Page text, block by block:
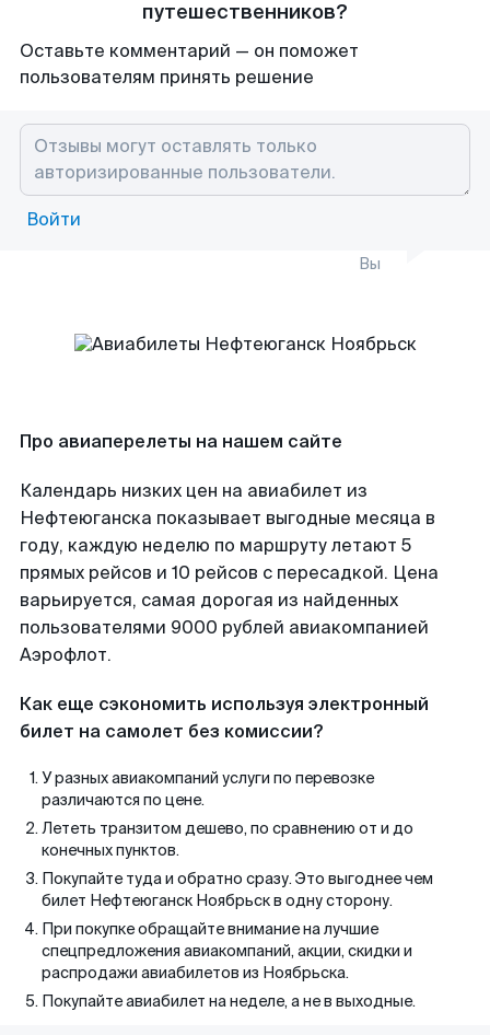
путешественников?
Оставьте комментарий — он поможет
пользователям принять решение
Войти
Вы
Про авиаперелеты на нашем сайте
Календарь низких цен на авиабилет из
Нефтеюганска показывает выгодные месяца в
году, каждую неделю по маршруту летают 5
прямых рейсов и 10 рейсов с пересадкой. Цена
варьируется, самая дорогая из найденных
пользователями 9000 рублей авиакомпанией
Аэрофлот.
Как еще сэкономить используя электронный
билет на самолет без комиссии?
У разных авиакомпаний услуги по перевозке
различаются по цене.
Лететь транзитом дешево, по сравнению от и до
конечных пунктов.
Покупайте туда и обратно сразу. Это выгоднее чем
билет Нефтеюганск Ноябрьск в одну сторону.
При покупке обращайте внимание на лучшие
спецпредложения авиакомпаний, акции, скидки и
распродажи авиабилетов из Ноябрьска.
Покупайте авиабилет на неделе, а не в выходные.